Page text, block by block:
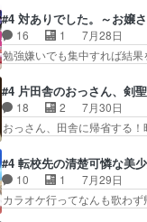
系列が4話と入れ替わって
のどうやって運ぶんだよ！
形態にもなれるんか!?w髪…
国の奴らも馬鹿が多いが
ありがとうございました
治郎（中の人的に）仲間
の回転の速さと人間の心
で夜の国の独裁支配を強化
ですね。昼の国が勝てる流
た。次回も緊張が止まり…
#4 対ありでした。～お嬢
16 1
7月28日
勉強嫌いでも集中すれば
なゲームも相手が強すぎる
マ：テスト勉強と大会感想
ーーーーーーーー良い……
ゲー対戦よりテストの方
ストに向けて勉強会！美
の2択なら戦闘を選ぶ娘w
を選ぶって、ひぐらしの沙…
#4 片田舎のおっさん、剣
18 2
7月30日
おっさん、田舎に帰省す
れない爺さんには夢が詰
ニ、ヘンブリッツ、ミュイ
お供ヒロインはクルニ。
手紙が来た。サーベルボ
#4 転校先の清楚可憐な美
10 1
7月29日
カラオケ行ってなんも歌